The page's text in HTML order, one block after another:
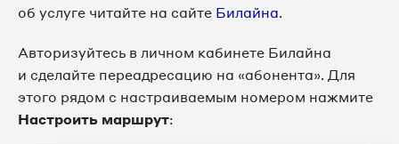
об услуге читайте на сайте Билайна.
Авторизуйтесь в личном кабинете Билайна
и сделайте переадресацию на «абонента». Для
этого рядом с настраиваемым номером нажмите
Настроить маршрут: